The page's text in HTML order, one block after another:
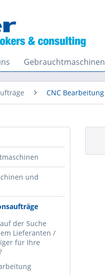
Gebrauchtmaschinen
CNC Bearbeitung
und
der Suche
Lieferanten /
für Ihre